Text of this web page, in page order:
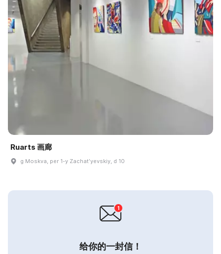
Ruarts 画廊
g Moskva, per 1-y Zachatʹyevskiy, d 10
给你的一封信！